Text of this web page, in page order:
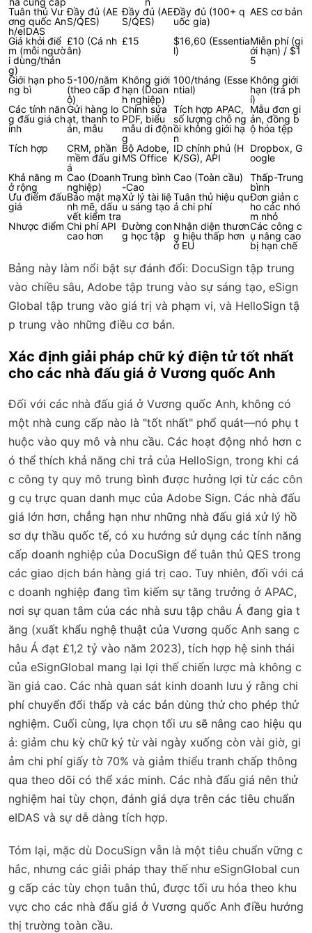
Tuân thủ Vư
ơng quốc An
h/eIDAS
Đầy đủ (AE
S/QES)
Đầy đủ (AE
S/QES)
Đầy đủ (100+ q
uốc gia)
AES cơ bản
Giá khởi điể
m (mỗi ngườ
i dùng/thán
g)
£10 (Cá nh
ân)
£15
$16,60 (Essentia
l)
Miễn phí (gi
ới hạn) / $1
5
Giới hạn pho
ng bì
5-100/năm
(theo cấp đ
ộ)
Không giới
hạn (Doan
h nghiệp)
100/tháng (Esse
ntial)
Không giới
hạn (trả ph
í)
Các tính năn
g đấu giá ch
ính
Gửi hàng lo
ạt, thanh to
án, mẫu
Chỉnh sửa
PDF, biểu
mẫu di độn
g
Tích hợp APAC,
số lượng chỗ ng
ồi không giới hạ
n
Mẫu đơn gi
ản, đồng b
ộ hóa tệp
Tích hợp
CRM, phần
mềm đấu gi
á
Bộ Adobe,
MS Office
ID chính phủ (H
K/SG), API
Dropbox, G
oogle
Khả năng m
ở rộng
Cao (Doanh
nghiệp)
Trung bình
-Cao
Cao (Toàn cầu)
Thấp-Trung
bình
Ưu điểm đấu
giá
Bảo mật mạ
nh mẽ, dấu
vết kiểm tra
Xử lý tài liệ
u sáng tạo
Tuân thủ hiệu qu
ả chi phí
Đơn giản c
ho các nhó
m nhỏ
Nhược điểm Chi phí API
cao hơn
Đường con
g học tập
Nhận diện thươn
g hiệu thấp hơn
ở EU
Các công c
ụ nâng cao
bị hạn chế
Bảng này làm nổi bật sự đánh đổi: DocuSign tập trung
vào chiều sâu, Adobe tập trung vào sự sáng tạo, eSign
Global tập trung vào giá trị và phạm vi, và HelloSign tậ
p trung vào những điều cơ bản.
Xác định giải pháp chữ ký điện tử tốt nhất
cho các nhà đấu giá ở Vương quốc Anh
Đối với các nhà đấu giá ở Vương quốc Anh, không có
một nhà cung cấp nào là "tốt nhất" phổ quát—nó phụ t
huộc vào quy mô và nhu cầu. Các hoạt động nhỏ hơn c
ó thể thích khả năng chi trả của HelloSign, trong khi cá
c công ty quy mô trung bình được hưởng lợi từ các côn
g cụ trực quan danh mục của Adobe Sign. Các nhà đấu
giá lớn hơn, chẳng hạn như những nhà đấu giá xử lý hồ
sơ dự thầu quốc tế, có xu hướng sử dụng các tính năng
cấp doanh nghiệp của DocuSign để tuân thủ QES trong
các giao dịch bán hàng giá trị cao. Tuy nhiên, đối với cá
c doanh nghiệp đang tìm kiếm sự tăng trưởng ở APAC,
nơi sự quan tâm của các nhà sưu tập châu Á đang gia t
ăng (xuất khẩu nghệ thuật của Vương quốc Anh sang c
hâu Á đạt £1,2 tỷ vào năm 2023), tích hợp hệ sinh thái
của eSignGlobal mang lại lợi thế chiến lược mà không c
ần giá cao. Các nhà quan sát kinh doanh lưu ý rằng chi
phí chuyển đổi thấp và các bản dùng thử cho phép thử
nghiệm. Cuối cùng, lựa chọn tối ưu sẽ nâng cao hiệu qu
ả: giảm chu kỳ chữ ký từ vài ngày xuống còn vài giờ, gi
ảm chi phí giấy tờ 70% và giảm thiểu tranh chấp thông
qua theo dõi có thể xác minh. Các nhà đấu giá nên thử
nghiệm hai tùy chọn, đánh giá dựa trên các tiêu chuẩn
eIDAS và sự dễ dàng tích hợp.
Tóm lại, mặc dù DocuSign vẫn là một tiêu chuẩn vững c
hắc, nhưng các giải pháp thay thế như eSignGlobal cun
g cấp các tùy chọn tuân thủ, được tối ưu hóa theo khu
vực cho các nhà đấu giá ở Vương quốc Anh điều hướng
thị trường toàn cầu.